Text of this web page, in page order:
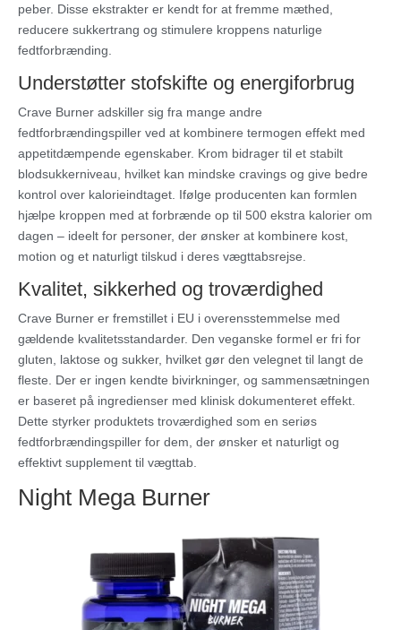
peber. Disse ekstrakter er kendt for at fremme mæthed,
reducere sukkertrang og stimulere kroppens naturlige
fedtforbrænding.
Understøtter stofskifte og energiforbrug
Crave Burner adskiller sig fra mange andre
fedtforbrændingspiller ved at kombinere termogen effekt med
appetitdæmpende egenskaber. Krom bidrager til et stabilt
blodsukkerniveau, hvilket kan mindske cravings og give bedre
kontrol over kalorieindtaget. Ifølge producenten kan formlen
hjælpe kroppen med at forbrænde op til 500 ekstra kalorier om
dagen – ideelt for personer, der ønsker at kombinere kost,
motion og et naturligt tilskud i deres vægttabsrejse.
Kvalitet, sikkerhed og troværdighed
Crave Burner er fremstillet i EU i overensstemmelse med
gældende kvalitetsstandarder. Den veganske formel er fri for
gluten, laktose og sukker, hvilket gør den velegnet til langt de
fleste. Der er ingen kendte bivirkninger, og sammensætningen
er baseret på ingredienser med klinisk dokumenteret effekt.
Dette styrker produktets troværdighed som en seriøs
fedtforbrændingspiller for dem, der ønsker et naturligt og
effektivt supplement til vægttab.
Night Mega Burner